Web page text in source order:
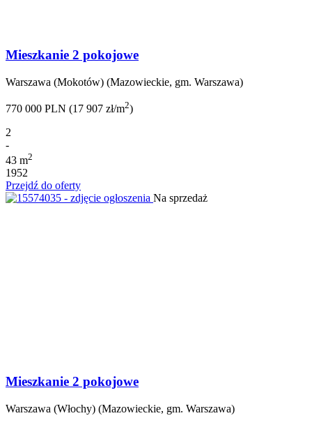
Mieszkanie 2 pokojowe
Warszawa (Mokotów) (Mazowieckie, gm. Warszawa)
770 000 PLN (17 907 zł/m2)
2
-
43 m2
1952
Przejdź do oferty
Na sprzedaż
Mieszkanie 2 pokojowe
Warszawa (Włochy) (Mazowieckie, gm. Warszawa)